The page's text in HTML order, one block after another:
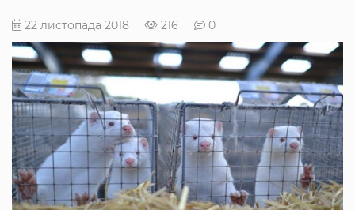
22 листопада 2018 216 0